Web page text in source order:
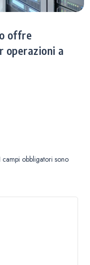
offre
operazioni a
campi obbligatori sono